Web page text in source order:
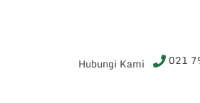
Hubungi Kami 021